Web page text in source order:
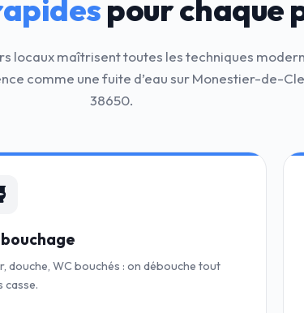
pour chaque
locaux maîtrisent toutes les techniques
comme une fuite d’eau sur Monestier-de-
38650.
douche, WC bouchés : on débouche tout
casse.